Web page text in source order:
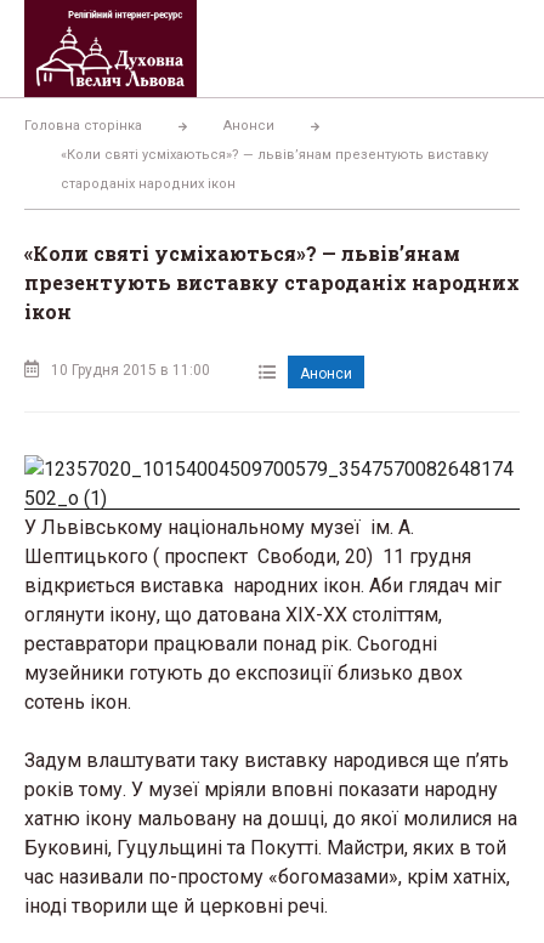
Перейти
вмісту
Головна сторінка
Анонси
«Коли святі усміхаються»? — львів’янам презентують виставку
староданіх народних ікон
«Коли святі усміхаються»? — львів’янам
презентують виставку староданіх народних
ікон
10 Грудня 2015 в 11:00 Анонси
У Львівському національному музеї ім. А.
Шептицького ( проспект Свободи, 20) 11 грудня
відкриється виставка народних ікон. Аби глядач міг
оглянути ікону, що датована XIX-XX століттям,
реставратори працювали понад рік. Сьогодні
музейники готують до експозиції близько двох
сотень ікон.
Задум влаштувати таку виставку народився ще п’ять
років тому. У музеї мріяли вповні показати народну
хатню ікону мальовану на дошці, до якої молилися на
Буковині, Гуцульщині та Покутті. Майстри, яких в той
час називали по-простому «богомазами», крім хатніх,
іноді творили ще й церковні речі.